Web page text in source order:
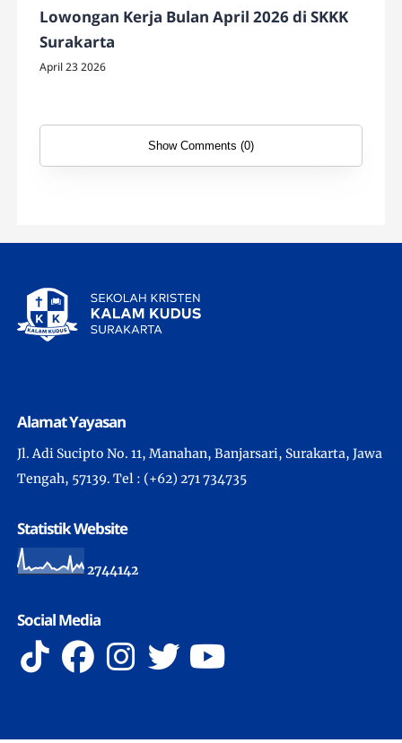
Lowongan Kerja Bulan April 2026 di SKKK
Surakarta
April 23 2026
Show Comments (0)
Alamat Yayasan
Jl. Adi Sucipto No. 11, Manahan, Banjarsari, Surakarta, Jawa
Tengah, 57139. Tel : (+62) 271 734735
Statistik Website
2744142
Social Media